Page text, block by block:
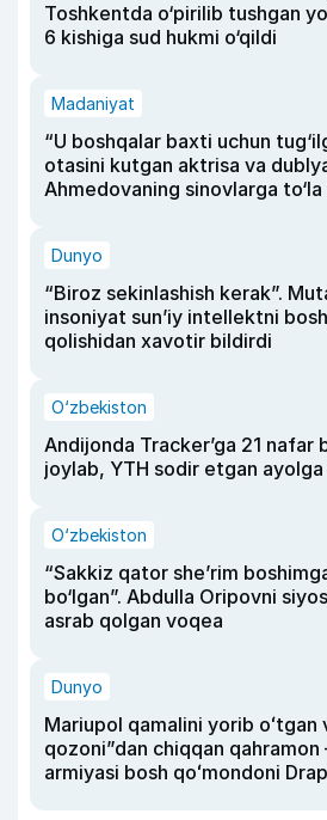
Toshkentda o‘pirilib tushgan
6 kishiga sud hukmi o‘qildi
Madaniyat
“U boshqalar baxti uchun
otasini kutgan aktrisa va
Ahmedovaning sinovlarga
Dunyo
“Biroz sekinlashish kerak”.
insoniyat sun’iy intellektni
qolishidan xavotir bildirdi
O‘zbekiston
Andijonda Tracker’ga 21 nafar
joylab, YTH sodir etgan ayolga
O‘zbekiston
“Sakkiz qator she’rim
bo‘lgan”. Abdulla Oripovni
asrab qolgan voqea
Dunyo
Mariupol qamalini yorib oʻtgan
qozoni”dan chiqqan
armiyasi bosh qoʻmondoni